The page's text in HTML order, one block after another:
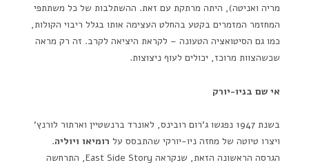
מריה ואניטה), היתה מרתקת עם זאת. ההשתלבות של כל משתתפי
המחזמר המזמרים בקטע בהחלט העצימה אותו בגלל ריבוי הקולות,
כמו גם הסיטואציה הטעונה – לקראת היציאה לקרב. זה רק מראה
שכשהצוות מרוכז, יכולים לעוף ניצוצות.
אי שם בניו-יורק
בשנת 1947 נפגשו ג'רום רובינס, לאונרד ברנשטיין וארתור לורנץ'
ויצרו טיוטה של מחזה ניו-יורקי שהתבסס על רומיאו ויוליה.
הגרסה הראשונה הזאת, שנקראה East Side Story, התרחשה